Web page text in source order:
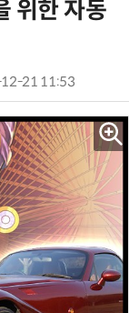
위한 자동
12-21 11:53